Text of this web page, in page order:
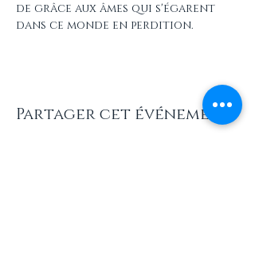
de grâce aux âmes qui s'égarent
dans ce monde en perdition.
Partager cet événement